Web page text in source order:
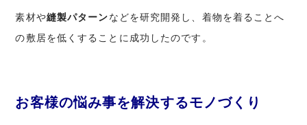
素材や縫製パターンなどを研究開発し、着物を着ることへ
の敷居を低くすることに成功したのです。
お客様の悩み事を解決するモノづくり